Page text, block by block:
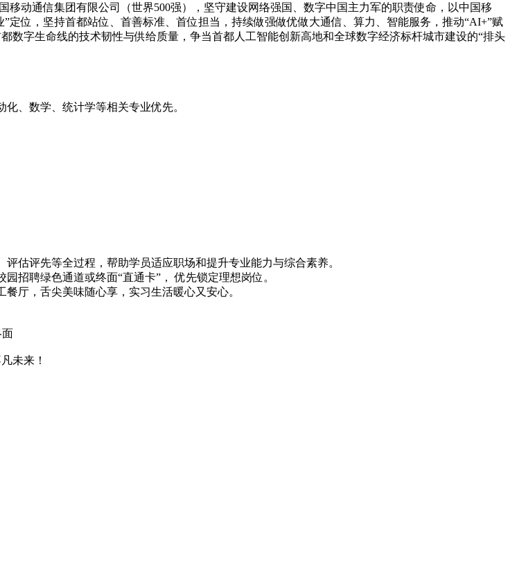
动通信集团有限公司（世界500强），坚守建设网络强国、数字中国主力军的职责使命，以中国移
定位，坚持首都站位、首善标准、首位担当，持续做强做优做大通信、算力、智能服务，推动“AI+”赋
数字生命线的技术韧性与供给质量，争当首都人工智能创新高地和全球数字经济标杆城市建设的“排头
、数学、统计学等相关专业优先。
估评先等全过程，帮助学员适应职场和提升专业能力与综合素养。
招聘绿色通道或终面“直通卡”， 优先锁定理想岗位。
厅，舌尖美味随心享，实习生活暖心又安心。
未来！